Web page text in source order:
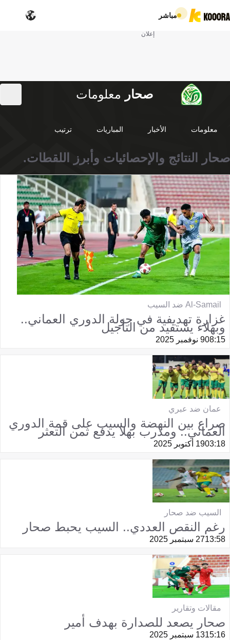
مباشر
إعلان
صحار معلومات
معلومات الأخبار المباريات ترتيب
صحار النتائج والإحصائيات وأبرز اللقطات.
Al-Samail ضد السيب
غزارة تهديفية في جولة الدوري العماني..
وبهلاء يستفيد من التأجيل
08:159 نوفمبر 2025
عمان ضد عبري
صراع بين النهضة والسيب على قمة الدوري
العماني.. ومدرب بهلا يدفع ثمن التعثر
03:1819 أكتوبر 2025
السيب ضد صحار
رغم النقص العددي.. السيب يحبط صحار
13:5827 سبتمبر 2025
مقالات وتقارير
صحار يصعد للصدارة بهدف أمير
15:1613 سبتمبر 2025